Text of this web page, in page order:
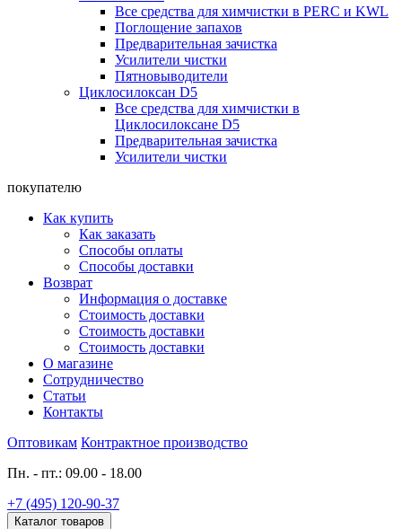
Все средства для химчистки в PERC и KWL
Поглощение запахов
Предварительная зачистка
Усилители чистки
Пятновыводители
Циклосилоксан D5
Все средства для химчистки в
Циклосилоксане D5
Предварительная зачистка
Усилители чистки
покупателю
Как купить
Как заказать
Способы оплаты
Способы доставки
Возврат
Информация о доставке
Стоимость доставки
Стоимость доставки
Стоимость доставки
О магазине
Сотрудничество
Статьи
Контакты
Оптовикам Контрактное производство
Пн. - пт.: 09.00 - 18.00
+7 (495) 120-90-37
Каталог товаров